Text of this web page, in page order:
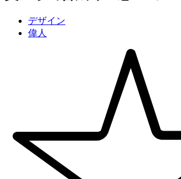
デザイン
偉人